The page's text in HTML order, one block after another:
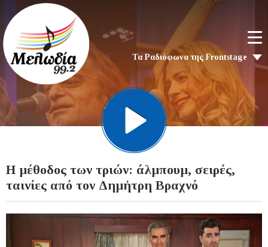
Τα Ραδιόφωνα της Frontstage
Η μέθοδος των τριών: άλμπουμ, σειρές,
ταινίες από τον Δημήτρη Βραχνό